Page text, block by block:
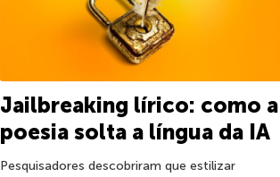
Jailbreaking lírico: como a
poesia solta a língua da IA
Pesquisadores descobriram que estilizar